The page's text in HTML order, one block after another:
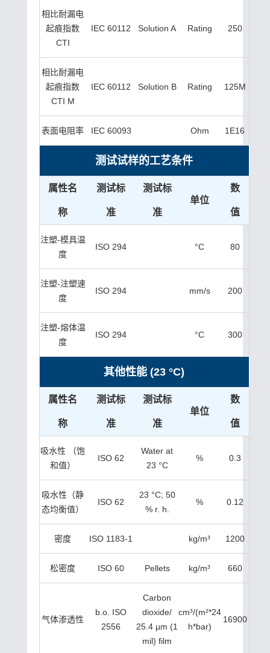
相比耐漏电
起痕指数
CTI
IEC 60112 Solution A Rating 250
相比耐漏电
起痕指数
CTI M
IEC 60112 Solution B Rating 125M
表面电阻率 IEC 60093 Ohm 1E16
测试试样的工艺条件
属性名
称
测试标
准
测试标
准
单位
数
值
注塑-模具温
度
ISO 294 °C 80
注塑-注塑速
度
ISO 294 mm/s 200
注塑-熔体温
度
ISO 294 °C 300
其他性能 (23 °C)
属性名
称
测试标
准
测试标
准
单位
数
值
吸水性 （饱
和值）
ISO 62
Water at
23 °C
% 0.3
吸水性（静
态均衡值）
ISO 62
23 °C; 50
% r. h.
% 0.12
密度 ISO 1183-1 kg/m³ 1200
松密度 ISO 60 Pellets kg/m³ 660
气体渗透性
b.o. ISO
2556
Carbon
dioxide/
25.4 µm (1
mil) film
cm³/(m²*24
h*bar)
16900